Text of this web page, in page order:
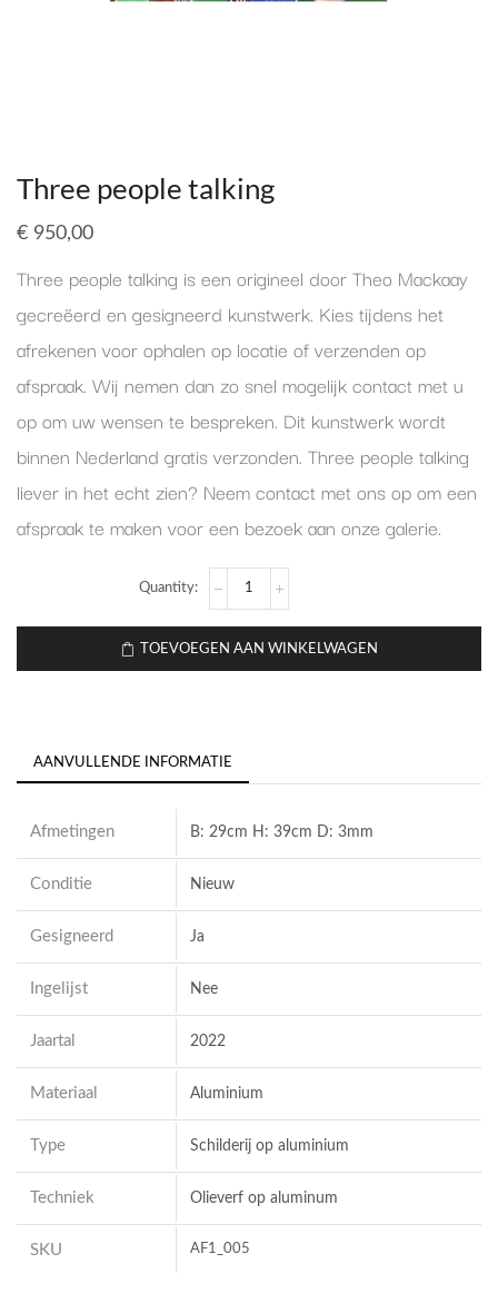
Three people talking
€ 950,00
Three people talking is een origineel door Theo Mackaay
gecreëerd en gesigneerd kunstwerk. Kies tijdens het
afrekenen voor ophalen op locatie of verzenden op
afspraak. Wij nemen dan zo snel mogelijk contact met u
op om uw wensen te bespreken. Dit kunstwerk wordt
binnen Nederland gratis verzonden. Three people talking
liever in het echt zien? Neem contact met ons op om een
afspraak te maken voor een bezoek aan onze galerie.
TOEVOEGEN AAN WINKELWAGEN
AANVULLENDE INFORMATIE
Afmetingen B: 29cm H: 39cm D: 3mm
Conditie Nieuw
Gesigneerd Ja
Ingelijst Nee
Jaartal 2022
Materiaal Aluminium
Type Schilderij op aluminium
Techniek Olieverf op aluminum
SKU AF1_005